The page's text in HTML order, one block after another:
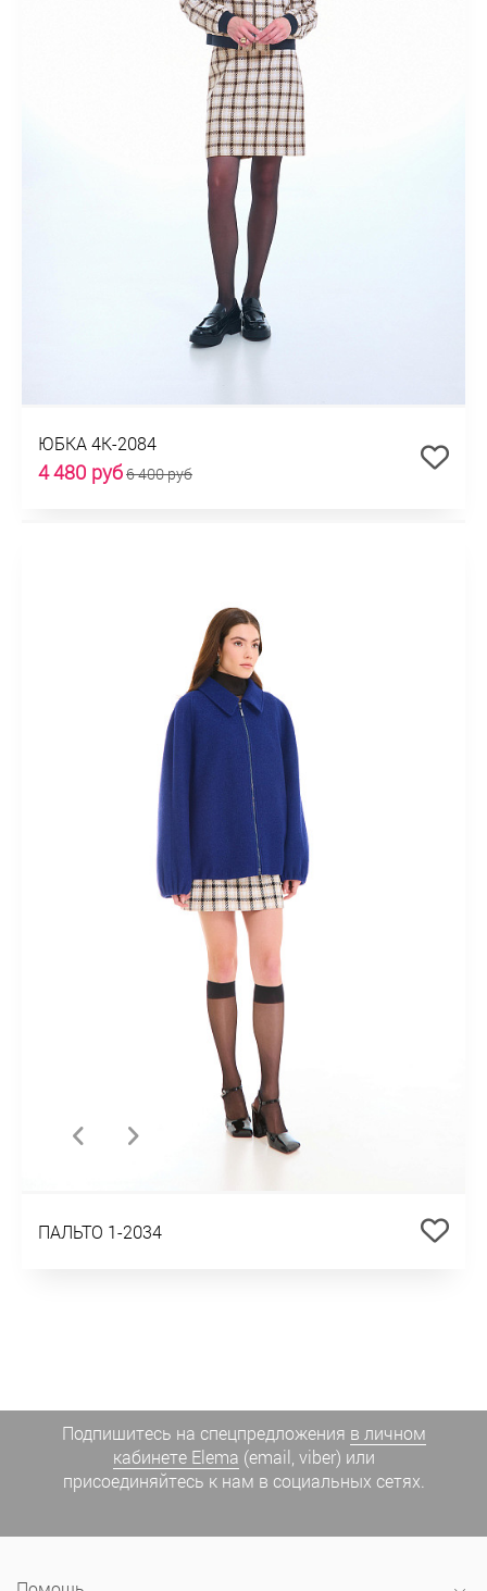
ЮБКА 4К-2084
4 480 руб6 400 руб
ПАЛЬТО 1-2034
Подпишитесь на спецпредложения в личном
кабинете Elema (email, viber) или
присоединяйтесь к нам в социальных сетях.